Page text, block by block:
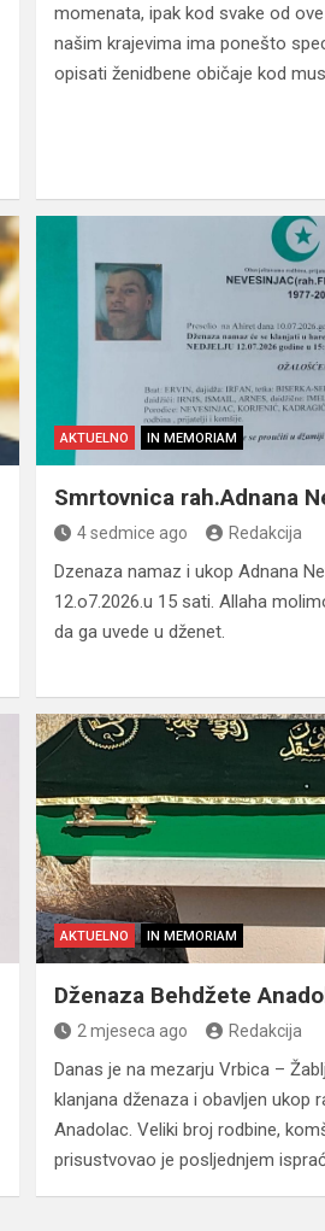
momenata, ipak kod svake od
našim krajevima ima ponešto
opisati ženidbene običaje kod
AKTUELNO IN MEMORIAM
Smrtovnica rah.Adnana
4 sedmice ago Redakcija
Dzenaza namaz i ukop Adnana
12.o7.2026.u 15 sati. Allaha
da ga uvede u dženet.
AKTUELNO IN MEMORIAM
Dženaza Behdžete
2 mjeseca ago Redakcija
Danas je na mezarju Vrbica –
klanjana dženaza i obavljen ukop
Anadolac. Veliki broj rodbine,
prisustvovao je posljednjem